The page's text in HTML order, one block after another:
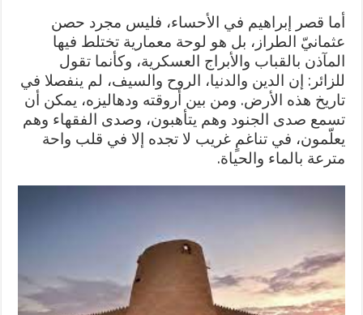
أما قصر إبراهيم في الأحساء، فليس مجرد حصن
عثمانيّ الطراز، بل هو لوحة معمارية تختلط فيها
المآذن بالقباب والأبراج العسكرية، وكأنما تقول
للزائر: إن الدين والدنيا، الروح والسيف، لم ينفصلا في
تاريخ هذه الأرض. ومن بين أروقته ودهاليزه، يمكن أن
تسمع صدى الجنود وهم يتأهبون، وصدى الفقهاء وهم
يعلّمون، في تناغمٍ غريب لا تجده إلا في قلب واحة
مترعة بالماء والحياة.